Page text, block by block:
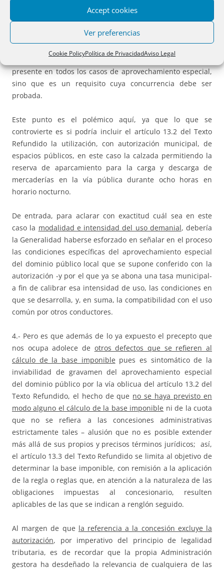
Accept cookies
Ver preferencias
Cookie PolicyPolítica de PrivacidadAviso Legal
la concesión y la autorizaciónque recae sobre el
aprovechamiento especial como modalidades comunes de
gravamen, sino que lo condiciona y subordina a la
desplazamiento patrimonialque, obviamente, no está
presente en todos los casos de aprovechamiento especial,
sino que es un requisito cuya concurrencia debe ser
probada.
Este punto es el polémico aquí, ya que lo que se
controvierte es si podría incluir el artículo 13.2 del Texto
Refundido la utilización, con autorización municipal, de
espacios públicos, en este caso la calzada permitiendo la
reserva de aparcamiento para la carga y descarga de
mercaderías en la vía pública durante ocho horas en
horario nocturno.
De entrada, para aclarar con exactitud cuál sea en este
caso la modalidad e intensidad del uso demanial, debería
la Generalidad haberse esforzado en señalar en el proceso
las condiciones específicas del aprovechamiento especial
del dominio público local que se supone conferido con la
autorización -y por el que ya se abona una tasa municipal-
a fin de calibrar esa intensidad de uso, las condiciones en
que se desarrolla, y, en suma, la compatibilidad con el uso
común por otros conductores.
4.- Pero es que además de lo ya expuesto el precepto que
nos ocupa adolece de otros defectos que se refieren al
cálculo de la base imponible pues es sintomático de la
inviabilidad de gravamen del aprovechamiento especial
del dominio público por la vía oblicua del artículo 13.2 del
Texto Refundido, el hecho de que no se haya previsto en
modo alguno el cálculo de la base imponible ni de la cuota
que no se refiera a las concesiones administrativas
estrictamente tales – alusión que no es posible extender
más allá de sus propios y precisos términos jurídicos; así,
el artículo 13.3 del Texto Refundido se limita al objetivo de
determinar la base imponible, con remisión a la aplicación
de la regla o reglas que, en atención a la naturaleza de las
obligaciones impuestas al concesionario, resulten
aplicables de las que se indican a renglón seguido.
Al margen de que la referencia a la concesión excluye la
autorización, por imperativo del principio de legalidad
tributaria, es de recordar que la propia Administración
gestora ha desdeñado la relevancia de cualquiera de las